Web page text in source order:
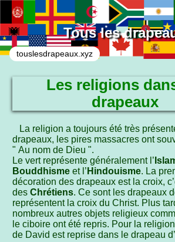
Tous les
touslesdrapeaux.xyz
Les religions
drapeaux
La religion a toujours été très
drapeaux, les pires massacres ont
" Au nom de Dieu ".
Le vert représente généralement l’
Bouddhisme et l’ Hindouisme. La
décoration des drapeaux est la croix,
desChrétiens. Ce sont les drapeaux
représentent la croix du Christ. Plus
nombreux autres objets religieux
le ciboire ont été repris. Pour la
de David est reprise dans le drapeau